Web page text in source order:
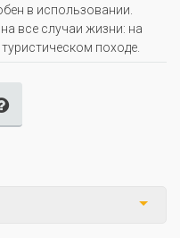
в использовании.
все случаи жизни: на
походе.